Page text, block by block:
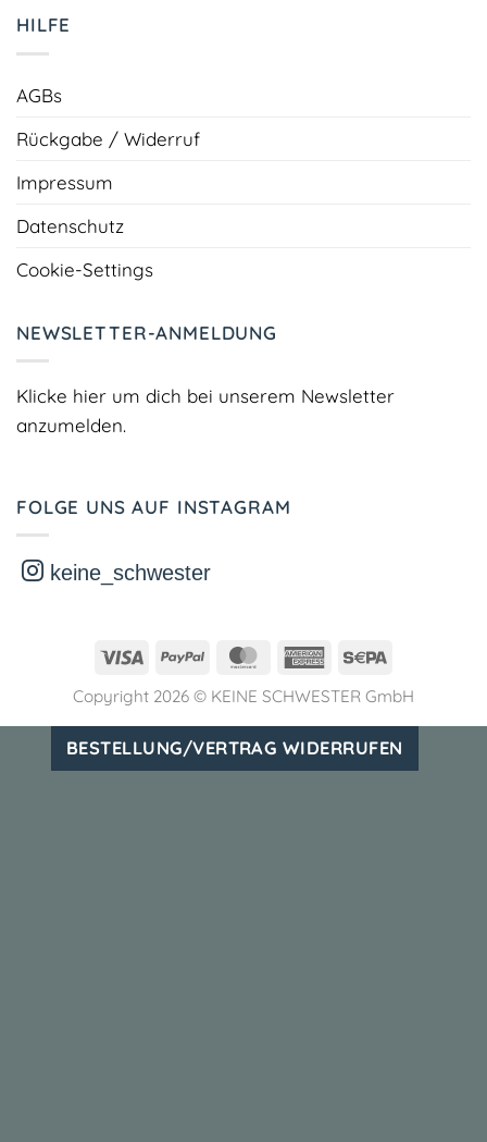
HILFE
AGBs
Rückgabe / Widerruf
Impressum
Datenschutz
Cookie-Settings
NEWSLETTER-ANMELDUNG
Klicke hier um dich bei unserem Newsletter
anzumelden.
FOLGE UNS AUF INSTAGRAM
keine_schwester
Visa PayPal MasterCardAmerican
Copyright 2026 © KEINE SCHWESTER GmbH
BESTELLUNG/VERTRAG WIDERRUFEN